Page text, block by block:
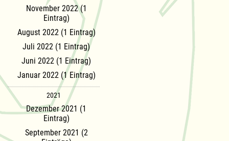
November 2022 (1
Eintrag)
August 2022 (1 Eintrag)
Juli 2022 (1 Eintrag)
Juni 2022 (1 Eintrag)
Januar 2022 (1 Eintrag)
2021
Dezember 2021 (1
Eintrag)
September 2021 (2